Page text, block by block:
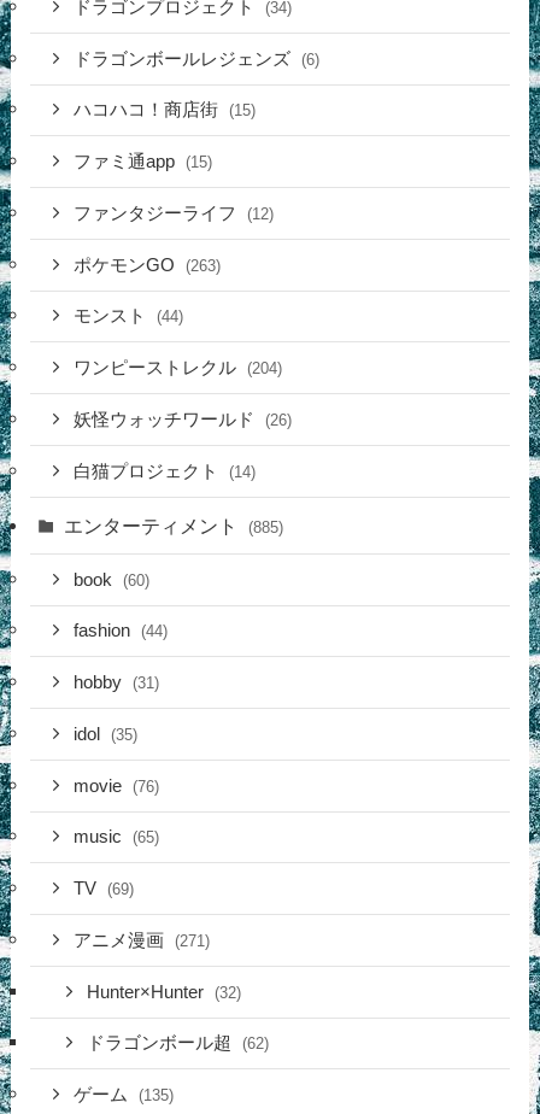
ドラゴンプロジェクト (34)
ドラゴンボールレジェンズ (6)
ハコハコ！商店街 (15)
ファミ通app (15)
ファンタジーライフ (12)
ポケモンGO (263)
モンスト (44)
ワンピーストレクル (204)
妖怪ウォッチワールド (26)
白猫プロジェクト (14)
エンターティメント (885)
book (60)
fashion (44)
hobby (31)
idol (35)
movie (76)
music (65)
TV (69)
アニメ漫画 (271)
Hunter×Hunter (32)
ドラゴンボール超 (62)
ゲーム (135)